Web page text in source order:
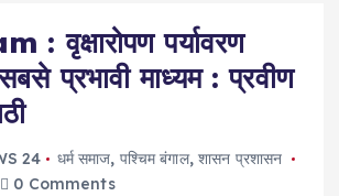
वृक्षारोपण पर्यावरण
प्रभावी माध्यम : प्रवीण
24 धर्म समाज, पश्चिम बंगाल,शासन प्रशासन
0 Comments